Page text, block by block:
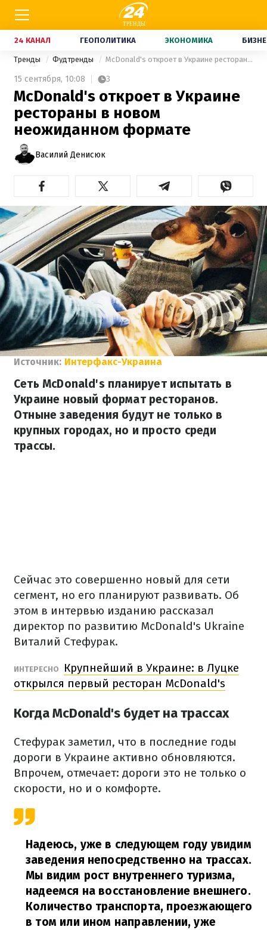
24 КАНАЛ ГЕОПОЛИТИКА ЭКОНОМИКА
Тренды Фудтренды McDonald's откроет в Украине рестораны в новом неожиданном формате
15 сентября, 10:08 3
McDonald's откроет в Украине
рестораны в новом
неожиданном формате
Василий Денисюк
Источник: Интерфакс-Украина
Сеть McDonald's планирует испытать в
Украине новый формат ресторанов.
Отныне заведения будут не только в
крупных городах, но и просто среди
трассы.
Сейчас это совершенно новый для сети
сегмент, но его планируют развивать. Об
этом в интервью изданию рассказал
директор по развитию McDonald's Ukraine
Виталий Стефурак.
ИНТЕРЕСНО
Крупнейший в Украине: в Луцке
открылся первый ресторан McDonald's
Когда McDonald's будет на трассах
Стефурак заметил, что в последние годы
дороги в Украине активно обновляются.
Впрочем, отмечает: дороги это не только о
скорости, но и о комфорте.
Надеюсь, уже в следующем году увидим
заведения непосредственно на трассах.
Мы видим рост внутреннего туризма,
надеемся на восстановление внешнего.
Количество транспорта, проезжающего
в том или ином направлении, уже